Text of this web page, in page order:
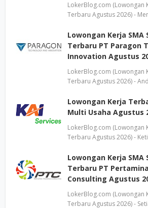
LokerBlog.com (Lowongan
Terbaru Agustus 2026) -
Lowongan Kerja SMA
Terbaru PT Paragon
Innovation Agustus
LokerBlog.com (Lowongan
Terbaru Agustus 2026) -
Lowongan Kerja
Multi Usaha Agustus
LokerBlog.com (Lowongan
Terbaru Agustus 2026) -
Lowongan Kerja SMA
Terbaru PT
Consulting Agustus
LokerBlog.com (Lowongan
Terbaru Agustus 2026) -